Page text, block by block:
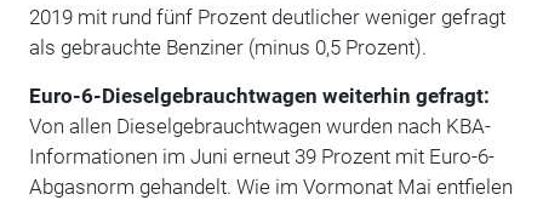
2019 mit rund fünf Prozent deutlicher weniger gefragt
als gebrauchte Benziner (minus 0,5 Prozent).
Euro-6-Dieselgebrauchtwagen weiterhin gefragt:
Von allen Dieselgebrauchtwagen wurden nach KBA-
Informationen im Juni erneut 39 Prozent mit Euro-6-
Abgasnorm gehandelt. Wie im Vormonat Mai entfielen